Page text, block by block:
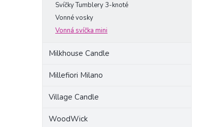
Svíčky Tumblery 3-knoté
Vonné vosky
Vonná svíčka mini
Milkhouse Candle
Millefiori Milano
Village Candle
WoodWick